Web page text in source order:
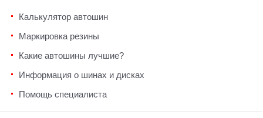
Калькулятор автошин
Маркировка резины
Какие автошины лучшие?
Информация о шинах и дисках
Помощь специалиста